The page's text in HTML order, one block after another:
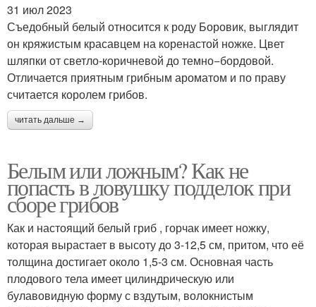
31 июл 2023
Съедобный белый относится к роду Боровик, выглядит
он кряжистым красавцем на коренастой ножке. Цвет
шляпки от светло-коричневой до темно−бордовой.
Отличается приятным грибным ароматом и по праву
считается королем грибов.
читать дальше →
Белым или ложным? Как не
попасть в ловушку подделок при
сборе грибов
Как и настоящий белый гриб , горчак имеет ножку,
которая вырастает в высоту до 3-12,5 см, притом, что её
толщина достигает около 1,5-3 см. Основная часть
плодового тела имеет цилиндрическую или
булавовидную форму с вздутым, волокнистым